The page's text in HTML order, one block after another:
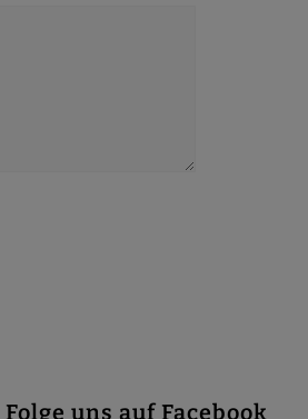
Folge uns auf Facebook